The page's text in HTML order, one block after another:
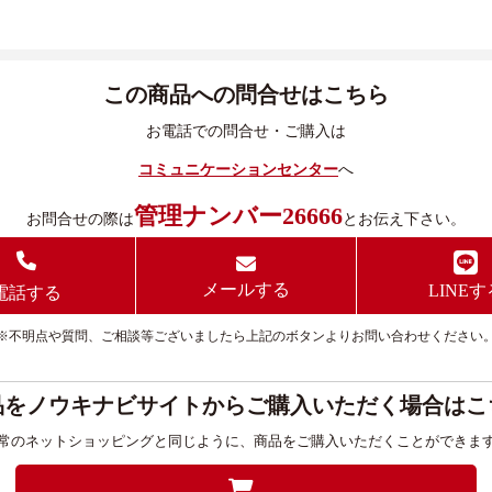
この商品への問合せはこちら
お電話での問合せ・ご購入は
コミュニケーションセンターへ
お問合せの際は管理ナンバー26666とお伝え下さい。
話する メールする LINEす
不明点や質問、ご相談等ございましたら上記のボタンよりお問い合わせください。
ノウキナビサイトからご購入いただく場合はこ
のネットショッピングと同じように、商品をご購入いただくことができます